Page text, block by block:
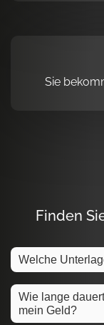
Sie
Finden
Welche
Wie lange
mein Geld?